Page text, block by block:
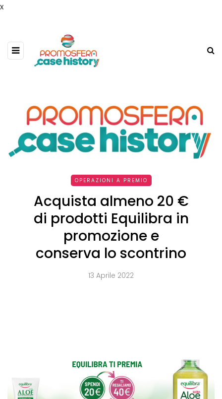
x
OPERAZIONI A PREMIO
Acquista almeno 20 €
di prodotti Equilibra in
promozione e
conserva lo scontrino
13 Aprile 2022